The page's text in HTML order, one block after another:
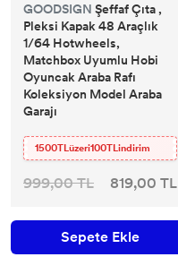
GOODSIGN Şeffaf Çıta ,
Pleksi Kapak 48 Araçlık
1/64 Hotwheels,
Matchbox Uyumlu Hobi
Oyuncak Araba Rafı
Koleksiyon Model Araba
Garajı
1500TLüzeri100TLindirim
999,00 TL 819,00 TL
Sepete Ekle